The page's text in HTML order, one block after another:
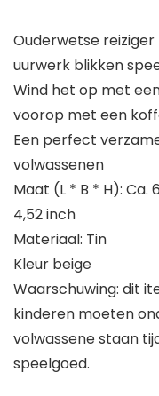
Ouderwetse
uurwerk blikken
Wind het op met
voorop met een
Een perfect
volwassenen
Maat (L * B * H): Ca.
4,52 inch
Materiaal: Tin
Kleur beige
Waarschuwing: dit
kinderen moeten
volwassene staan
speelgoed.